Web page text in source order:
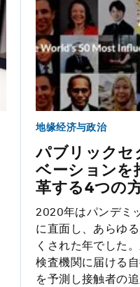
地缘经济与政治
パブリックセ
ベーションを
革する4つの
2020年はパンデミ
に直面し、あらゆ
くされた年でした
検査機関に届ける
を予測し接触者の